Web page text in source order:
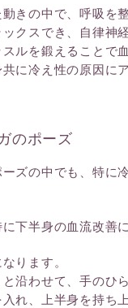
きの中で、呼吸を
クスでき、自律神
ルを鍛えることで
に冷え性の原因に
のポーズ
ズの中でも、特に
下半身の血流改善
ります。
沿わせて、手のひ
れ、上半身を持ち